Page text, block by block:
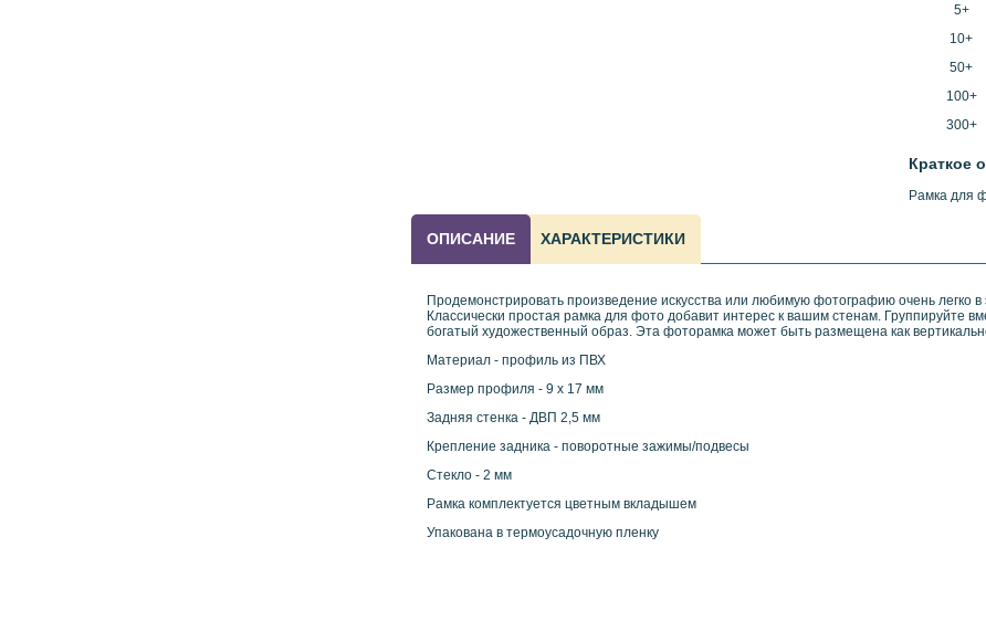
5+
10+
50+
100+
300+
Краткое
Рамка для
ОПИСАНИЕ ХАРАКТЕРИСТИКИ
Продемонстрировать произведение искусства или любимую фотографию очень легко в
Классически простая рамка для фото добавит интерес к вашим стенам. Группируйте
богатый художественный образ. Эта фоторамка может быть размещена как
Материал - профиль из ПВХ
Размер профиля - 9 х 17 мм
Задняя стенка - ДВП 2,5 мм
Крепление задника - поворотные зажимы/подвесы
Стекло - 2 мм
Рамка комплектуется цветным вкладышем
Упакована в термоусадочную пленку